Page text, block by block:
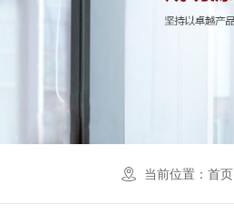
当前位置：首页